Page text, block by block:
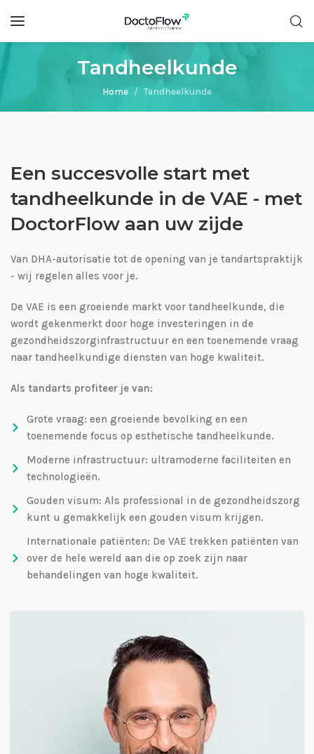
Tandheelkunde
Home Tandheelkunde
Een succesvolle start met
tandheelkunde in de VAE - met
DoctorFlow aan uw zijde
Van DHA-autorisatie tot de opening van je tandartspraktijk
- wij regelen alles voor je.
De VAE is een groeiende markt voor tandheelkunde, die
wordt gekenmerkt door hoge investeringen in de
gezondheidszorginfrastructuur en een toenemende vraag
naar tandheelkundige diensten van hoge kwaliteit.
Als tandarts profiteer je van:
Grote vraag: een groeiende bevolking en een
toenemende focus op esthetische tandheelkunde.
Moderne infrastructuur: ultramoderne faciliteiten en
technologieën.
Gouden visum: Als professional in de gezondheidszorg
kunt u gemakkelijk een gouden visum krijgen.
Internationale patiënten: De VAE trekken patiënten van
over de hele wereld aan die op zoek zijn naar
behandelingen van hoge kwaliteit.